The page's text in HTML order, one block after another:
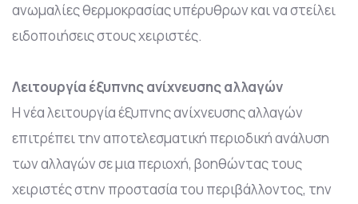
ανωμαλίες θερμοκρασίας υπέρυθρων και να στείλει
ειδοποιήσεις στους χειριστές.
Λειτουργία έξυπνης ανίχνευσης αλλαγών
Η νέα λειτουργία έξυπνης ανίχνευσης αλλαγών
επιτρέπει την αποτελεσματική περιοδική ανάλυση
των αλλαγών σε μια περιοχή, βοηθώντας τους
χειριστές στην προστασία του περιβάλλοντος, την